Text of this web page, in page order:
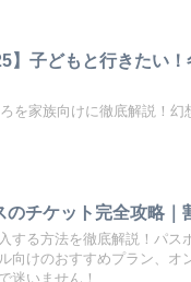
】子どもと行きたい
を家族向けに徹底解説！幻
のチケット完全攻略
する方法を徹底解説！パス
向けのおすすめプラン、オ
迷いません！